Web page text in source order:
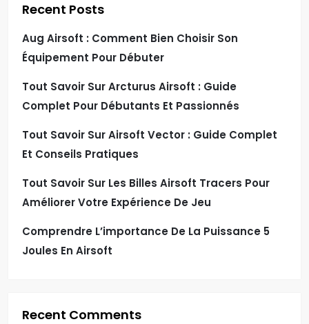
Recent Posts
Aug Airsoft : Comment Bien Choisir Son
Équipement Pour Débuter
Tout Savoir Sur Arcturus Airsoft : Guide
Complet Pour Débutants Et Passionnés
Tout Savoir Sur Airsoft Vector : Guide Complet
Et Conseils Pratiques
Tout Savoir Sur Les Billes Airsoft Tracers Pour
Améliorer Votre Expérience De Jeu
Comprendre L’importance De La Puissance 5
Joules En Airsoft
Recent Comments